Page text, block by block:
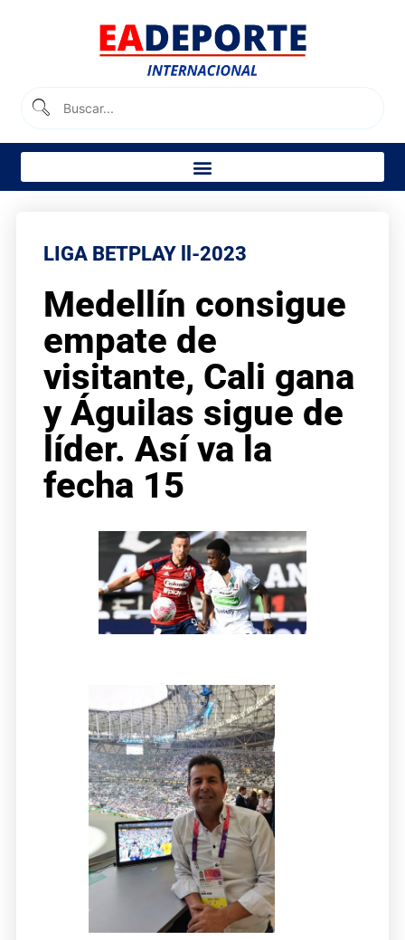
LIGA BETPLAY ll-2023
Medellín consigue
empate de
visitante, Cali gana
y Águilas sigue de
líder. Así va la
fecha 15